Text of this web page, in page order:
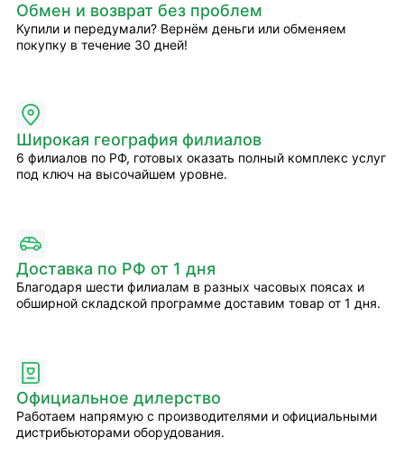
Обмен и возврат без проблем
Купили и передумали? Вернём деньги или обменяем
покупку в течение 30 дней!
Широкая география филиалов
6 филиалов по РФ, готовых оказать полный комплекс услуг
под ключ на высочайшем уровне.
Доставка по РФ от 1 дня
Благодаря шести филиалам в разных часовых поясах и
обширной складской программе доставим товар от 1 дня.
Официальное дилерство
Работаем напрямую с производителями и официальными
дистрибьюторами оборудования.